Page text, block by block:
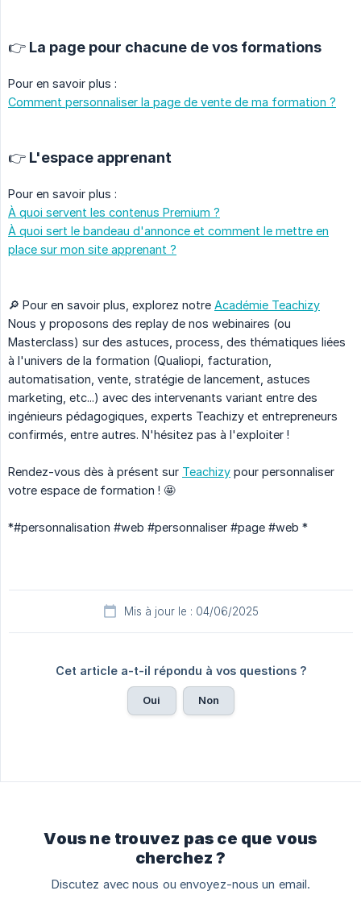
👉 La page pour chacune de vos formations
Pour en savoir plus :
Comment personnaliser la page de vente de ma formation ?
👉 L'espace apprenant
Pour en savoir plus :
À quoi servent les contenus Premium ?
À quoi sert le bandeau d'annonce et comment le mettre en
place sur mon site apprenant ?
🔎 Pour en savoir plus, explorez notre Académie Teachizy
Nous y proposons des replay de nos webinaires (ou
Masterclass) sur des astuces, process, des thématiques liées
à l'univers de la formation (Qualiopi, facturation,
automatisation, vente, stratégie de lancement, astuces
marketing, etc...) avec des intervenants variant entre des
ingénieurs pédagogiques, experts Teachizy et entrepreneurs
confirmés, entre autres. N'hésitez pas à l'exploiter !
Rendez-vous dès à présent sur Teachizy pour personnaliser
votre espace de formation ! 🤩
*#personnalisation #web #personnaliser #page #web *
Mis à jour le : 04/06/2025
Cet article a-t-il répondu à vos questions ?
Oui Non
Vous ne trouvez pas ce que vous
cherchez ?
Discutez avec nous ou envoyez-nous un email.